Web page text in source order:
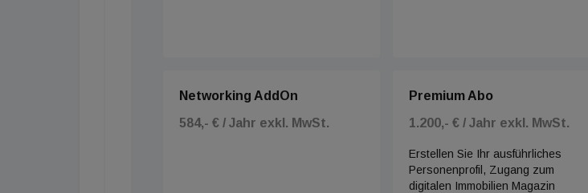
Networking AddOn
584,- € / Jahr exkl. MwSt.
Premium Abo
1.200,- € / Jahr exkl. MwSt.
Erstellen Sie Ihr ausführliches
Personenprofil, Zugang zum
digitalen Immobilien Magazin